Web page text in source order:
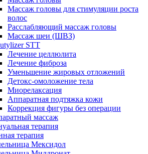
Массаж головы для стимуляции роста
волос
Расслабляющий массаж головы
Массаж шеи (ШВЗ)
STT
Лечение целлюлита
Лечение фиброза
Уменьшение жировых отложений
Детокс-омоложение тела
Миорелаксация
Аппаратная подтяжка кожи
Коррекция фигуры без операции
массаж
терапия
терапия
Мексидол